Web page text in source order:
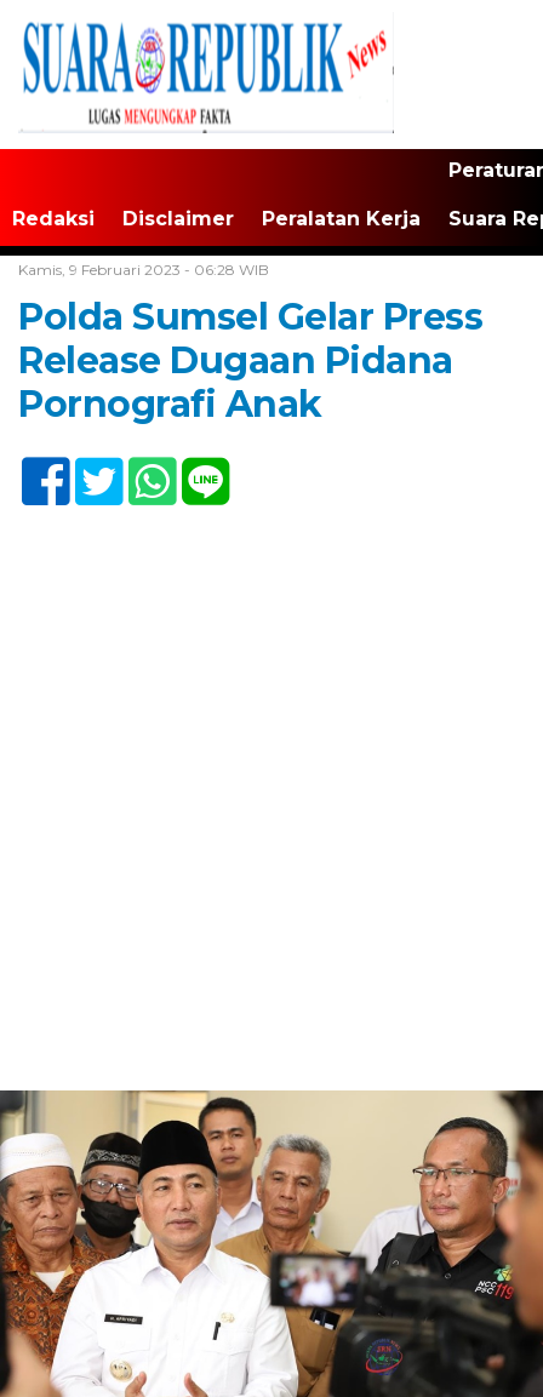
Redaksi Disclaimer Peralatan Kerja Suara
Kamis, 9 Februari 2023 - 06:28 WIB
Polda Sumsel Gelar Press
Release Dugaan Pidana
Pornografi Anak